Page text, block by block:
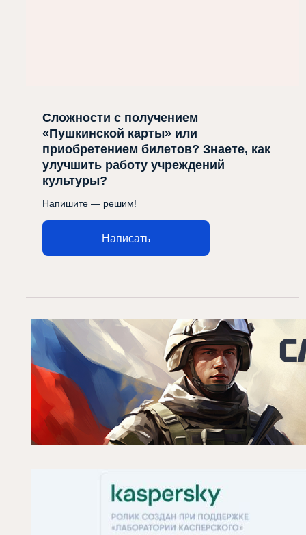
Сложности с получением
«Пушкинской карты» или
приобретением билетов? Знаете, как
улучшить работу учреждений
культуры?
Напишите — решим!
Написать